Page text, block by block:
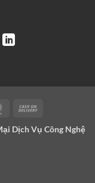
MasterCard
Delivery
Dịch Vụ Công Nghệ